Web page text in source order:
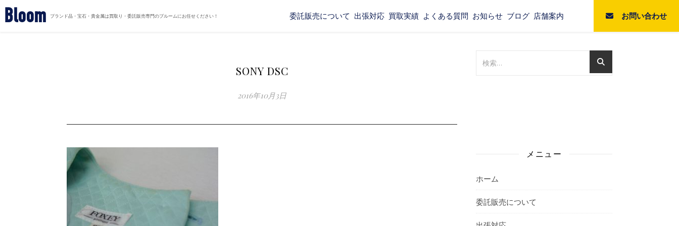
Bloom ブランド品・宝石・貴金属は買取り・委託販売専門のブルームにお任せください！ 委託販売について 出張対応 買取実績 よくある質問 お知らせ ブログ 店舗案内 お問い合わせ
SONY DSC
2016年10月3日
メニュー
ホーム
委託販売について